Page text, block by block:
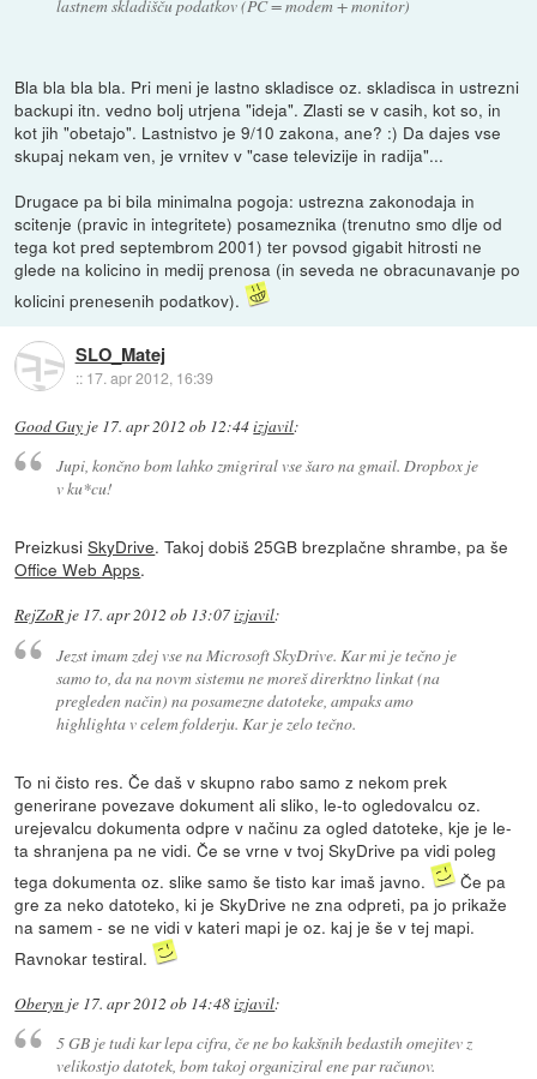
lastnem skladišču podatkov (PC = modem + monitor)
Bla bla bla bla. Pri meni je lastno skladisce oz. skladisca in ustrezni
backupi itn. vedno bolj utrjena "ideja". Zlasti se v casih, kot so, in
kot jih "obetajo". Lastnistvo je 9/10 zakona, ane? :) Da dajes vse
skupaj nekam ven, je vrnitev v "case televizije in radija"...
Drugace pa bi bila minimalna pogoja: ustrezna zakonodaja in
scitenje (pravic in integritete) posameznika (trenutno smo dlje od
tega kot pred septembrom 2001) ter povsod gigabit hitrosti ne
glede na kolicino in medij prenosa (in seveda ne obracunavanje po
kolicini prenesenih podatkov).
SLO_Matej
:: 17. apr 2012, 16:39
Good Guy je 17. apr 2012 ob 12:44izjavil:
Jupi, končno bom lahko zmigriral vse šaro na gmail. Dropbox je
v ku*cu!
PreizkusiSkyDrive. Takoj dobiš 25GB brezplačne shrambe, pa še
Office Web Apps.
RejZoR je 17. apr 2012 ob 13:07izjavil:
Jezst imam zdej vse na Microsoft SkyDrive. Kar mi je tečno je
samo to, da na novm sistemu ne moreš direrktno linkat (na
pregleden način) na posamezne datoteke, ampaks amo
highlighta v celem folderju. Kar je zelo tečno.
To ni čisto res. Če daš v skupno rabo samo z nekom prek
generirane povezave dokument ali sliko, le-to ogledovalcu oz.
urejevalcu dokumenta odpre v načinu za ogled datoteke, kje je le-
ta shranjena pa ne vidi. Če se vrne v tvoj SkyDrive pa vidi poleg
tega dokumenta oz. slike samo še tisto kar imaš javno.
Če pa
gre za neko datoteko, ki je SkyDrive ne zna odpreti, pa jo prikaže
na samem - se ne vidi v kateri mapi je oz. kaj je še v tej mapi.
Ravnokar testiral.
Oberyn je 17. apr 2012 ob 14:48izjavil:
5 GB je tudi kar lepa cifra, če ne bo kakšnih bedastih omejitev z
velikostjo datotek, bom takoj organiziral ene par računov.